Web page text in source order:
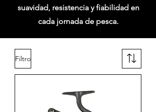
suavidad, resistencia y fiabilidad en
cada jornada de pesca.
Filtro